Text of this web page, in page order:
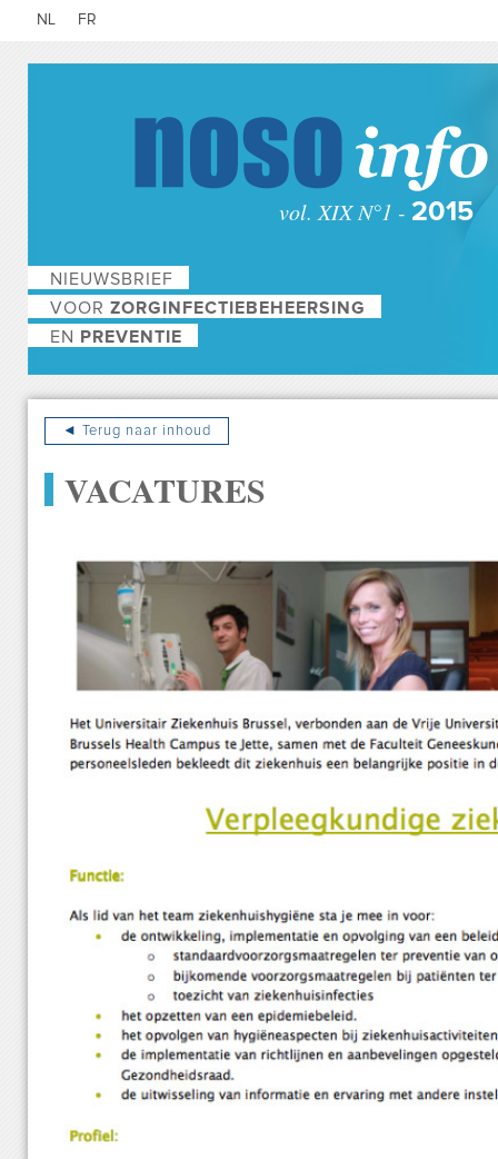
NL FR
vol. XIX N°1 - 2015
NIEUWSBRIEF
VOOR ZORGINFECTIEBEHEERSING
EN
PREVENTIE
◄ Terug naar inhoud
VACATURES